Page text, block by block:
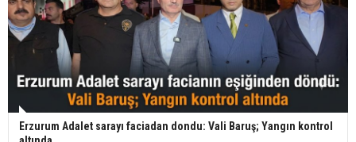
Erzurum Adalet sarayı faciadan dondu: Vali Baruş; Yangın kontrol